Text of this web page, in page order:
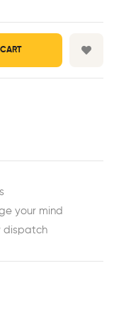
your mind
dispatch